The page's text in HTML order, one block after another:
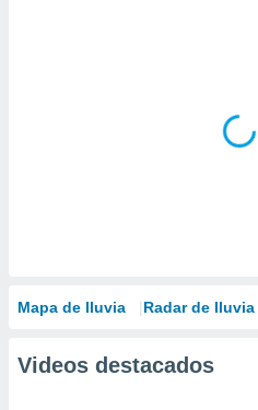
Mapa de lluvia Radar de lluvia
Videos destacados